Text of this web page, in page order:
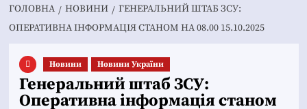
ГОЛОВНА НОВИНИ
ГЕНЕРАЛЬНИЙ ШТАБ ЗСУ:
ОПЕРАТИВНА ІНФОРМАЦІЯ СТАНОМ НА 08.00 15.10.2025
Новини Новини України
Генеральний штаб ЗСУ:
Оперативна інформація станом